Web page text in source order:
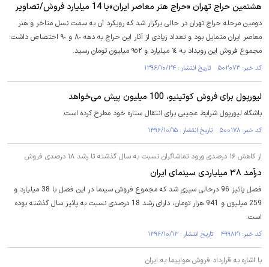
هشتمین حراج تهران «حراج هنر معاصر ایران»با 14 میلیارد فروش/تصاویر
دومین مرحله حراج تهران در حالی برگزار شد که رویکرد آن به سمت نسل متاخر و هنر
معاصر ایران متمایل بود و تعداد زیادی از آثار این حراج به دهه ٨٠ و ٩٠ اختصاص داشت؛
مجموع فروش این رویداد به ١٤ میلیارد و ٩٥٢ میلیون تومان رسید.
کد خبر: ۵۰۲۰۷۳ تاریخ انتشار : ۱۳۹۶/۱۰/۲۴
لیورپول برای فروش کوتینیو، 100 میلیون پیش می‌خواهد
باشگاه لیورپول شرایط عجیبی برای انتقال ستاره خود مطرح کرده است.
کد خبر: ۵۰۰۱۷۸ تاریخ انتشار : ۱۳۹۶/۱۰/۱۵
از کاهش ۱۶ درصدی ورود تماشاگران نسبت به سال گذشته تا رشد ۱۸ درصدی فروش
درآمد ۳۸ میلیاردی سینمای ایران
فصل پائیز 96 درحالی سپری شد که مجموع فروش سینما در این فصل با 38 میلیارد و
259 میلیون و 941 هزار تومان، دارای رشد 18 درصدی نسبت به پائیز سال گذشته بوده
است.
کد خبر: ۴۹۹۸۲۱ تاریخ انتشار : ۱۳۹۶/۱۰/۱۳
با اشاره به قرارداد فروش هواپیما به ایران